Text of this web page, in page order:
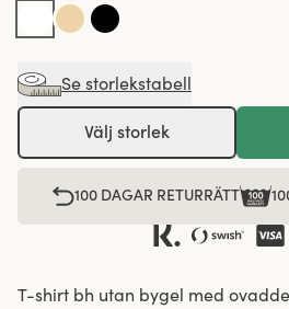
Se storlekstabell
Välj storlek
100 DAGAR RETURRÄTT
T-shirt bh utan bygel med